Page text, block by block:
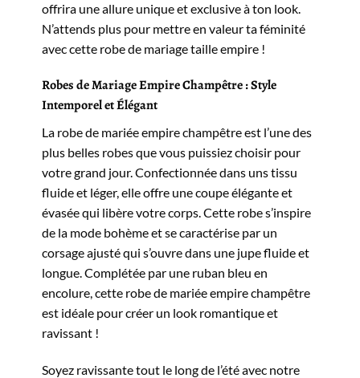
offrira une allure unique et exclusive à ton look.
N’attends plus pour mettre en valeur ta féminité
avec cette robe de mariage taille empire !
Robes de Mariage Empire Champêtre : Style
Intemporel et Élégant
La robe de mariée empire champêtre est l’une des
plus belles robes que vous puissiez choisir pour
votre grand jour. Confectionnée dans uns tissu
fluide et léger, elle offre une coupe élégante et
évasée qui libère votre corps. Cette robe s’inspire
de la mode bohème et se caractérise par un
corsage ajusté qui s’ouvre dans une jupe fluide et
longue. Complétée par une ruban bleu en
encolure, cette robe de mariée empire champêtre
est idéale pour créer un look romantique et
ravissant !
Soyez ravissante tout le long de l’été avec notre